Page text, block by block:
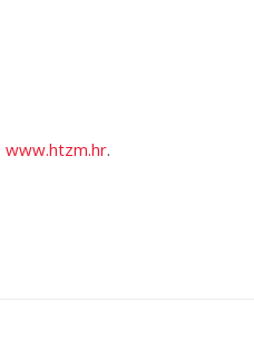
www.htzm.hr.